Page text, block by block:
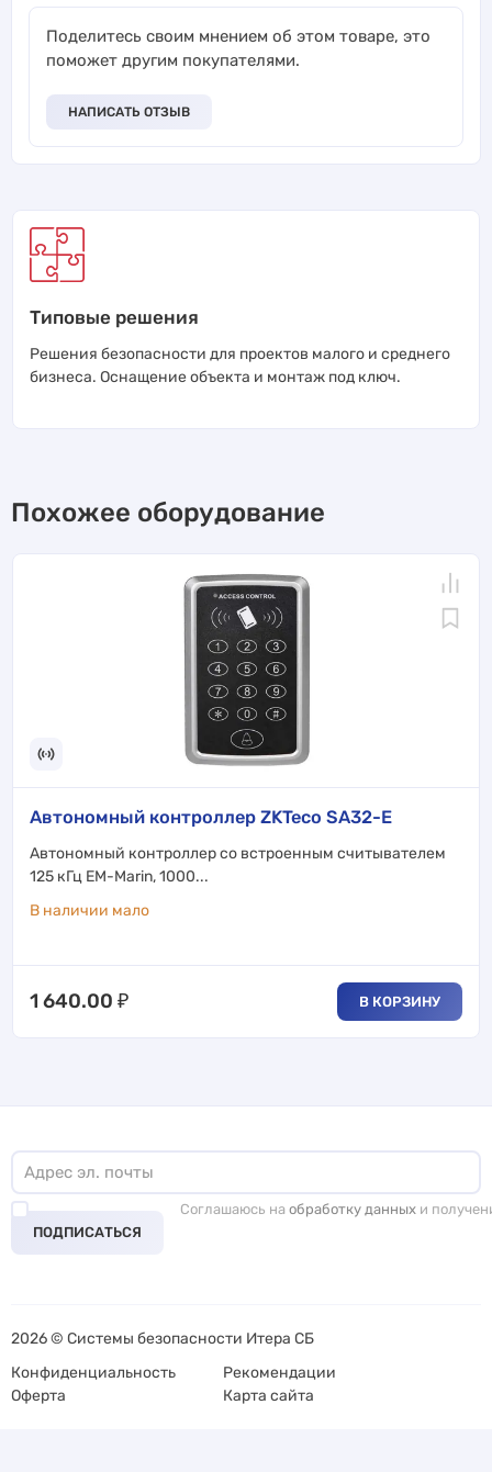
Поделитесь своим мнением об этом товаре, это
поможет другим покупателями.
НАПИСАТЬ ОТЗЫВ
Типовые решения
Решения безопасности для проектов малого и среднего
бизнеса. Оснащение объекта и монтаж под ключ.
Похожее оборудование
Автономный контроллер ZKTeco SA32-E
Автономный контроллер со встроенным считывателем
125 кГц EM-Marin, 1000...
В наличии мало
1 640.00 ₽ В КОРЗИНУ
ПОДПИСАТЬСЯ
Соглашаюсь на обработку данных и
2026 © Системы безопасности Итера СБ
Конфиденциальность
Рекомендации
Оферта
Карта сайта